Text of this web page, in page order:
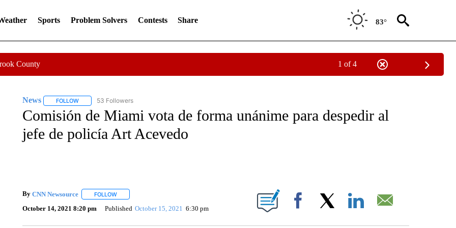
Sports Problem Solvers Contests Share 83°
County 1 of 4
News FOLLOWFOLLOW "NEWS" TO RECEIVE NOTIFICATIONS ABOUT NEW PAGES ON "NEWS".
53 Followers
Comisión de Miami vota de forma unánime para despedir al
jefe de policía Art Acevedo
By CNN Newsource FOLLOWFOLLOW "" TO RECEIVE NOTIFICATIONS ABOUT NEW PAGES ON "".
October 14, 2021 8:20 pm Published October 15, 2021 6:30 pm Facebook